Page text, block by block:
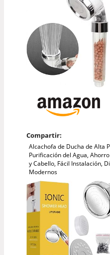
Compartir:
Alcachofa de Ducha de Alta
Purificación del Agua,
y Cabello, Fácil Instalación,
Modernos